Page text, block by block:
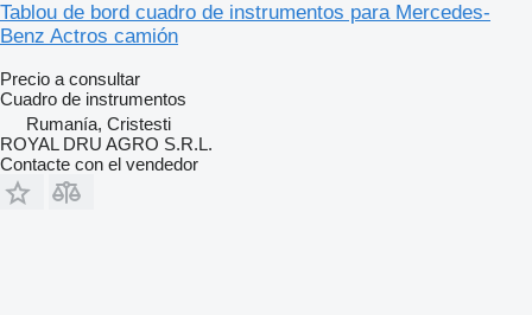
Tablou de bord cuadro de instrumentos para Mercedes-
Benz Actros camión
Precio a consultar
Cuadro de instrumentos
Rumanía, Cristesti
ROYAL DRU AGRO S.R.L.
Contacte con el vendedor